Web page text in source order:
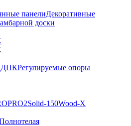
панелиДекоративные
доски
ДПКРегулируемые опоры
PRO2Solid-150Wood-X